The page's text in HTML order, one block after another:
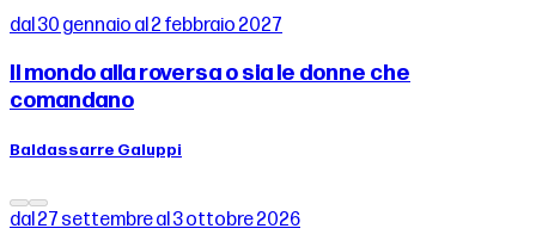
dal 30 gennaio al 2 febbraio 2027
Il mondo alla roversa o sia le donne che
comandano
Baldassarre Galuppi
dal 27 settembre al 3 ottobre 2026